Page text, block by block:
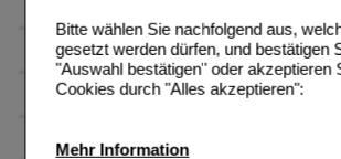
Bitte wählen Sie nachfolgend aus,
gesetzt werden dürfen, und bestätigen
"Auswahl bestätigen" oder akzeptieren
Cookies durch "Alles akzeptieren":
Mehr Information